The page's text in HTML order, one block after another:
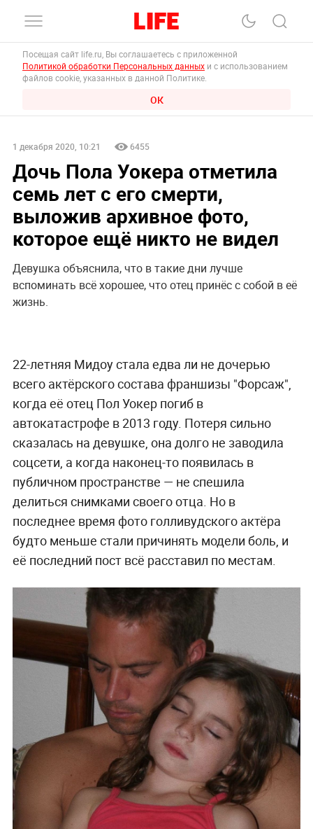
Посещая сайт life.ru, Вы соглашаетесь с приложенной
Политикой обработки Персональных данных и с использованием
файлов cookie, указанных в данной Политике.
ОК
1 декабря 2020, 10:21 6455
Дочь Пола Уокера отметила
семь лет с его смерти,
выложив архивное фото,
которое ещё никто не видел
Девушка объяснила, что в такие дни лучше
вспоминать всё хорошее, что отец принёс с собой в её
жизнь.
22-летняя Мидоу стала едва ли не дочерью
всего актёрского состава франшизы "Форсаж",
когда её отец Пол Уокер погиб в
автокатастрофе в 2013 году. Потеря сильно
сказалась на девушке, она долго не заводила
соцсети, а когда наконец-то появилась в
публичном пространстве — не спешила
делиться снимками своего отца. Но в
последнее время фото голливудского актёра
будто меньше стали причинять модели боль, и
её последний пост всё расставил по местам.